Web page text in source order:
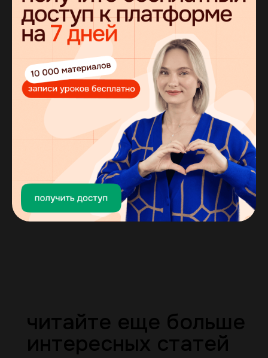
читайте еще больше
интересных статей